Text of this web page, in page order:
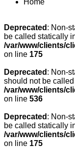
Home
Deprecated : Non-
be called statically
/var/www/clients/
on line 175
Deprecated : Non-
should not be
/var/www/clients/
on line 536
Deprecated : Non-
be called statically
/var/www/clients/
on line 175